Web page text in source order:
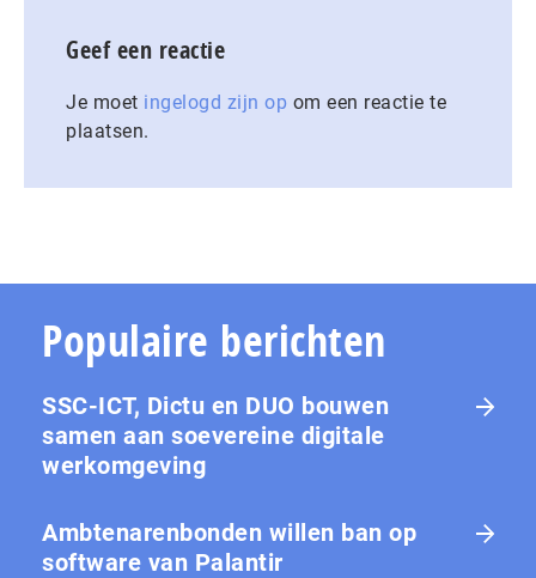
Geef een reactie
Je moet ingelogd zijn op om een reactie te
plaatsen.
Populaire berichten
SSC-ICT, Dictu en DUO bouwen
samen aan soevereine digitale
werkomgeving
Ambtenarenbonden willen ban op
software van Palantir